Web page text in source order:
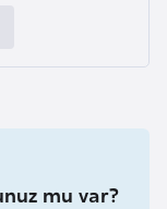
mu var?